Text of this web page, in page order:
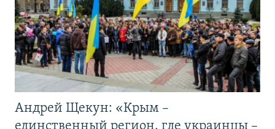
Андрей Щекун: «Крым –
единственный регион, где украинцы –